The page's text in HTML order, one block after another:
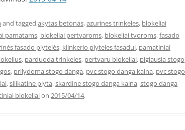
and tagged akytas betonas,azurines trinkeles, blokeliai
pamatams, blokeliai pertvaroms, blokeliai tvoroms,fasado
fasado plytelės, klinkerio plyteles fasadui, pamatiniai
, parduoda trinkeles, pertvaru blokeliai, pigiausia stogo
, prilydoma stogo danga, pvc stogo danga kaina, pvc stogo
,silikatine plyta,skardine stogo danga kaina,stogo danga
blokeliaion 2015/04/14.